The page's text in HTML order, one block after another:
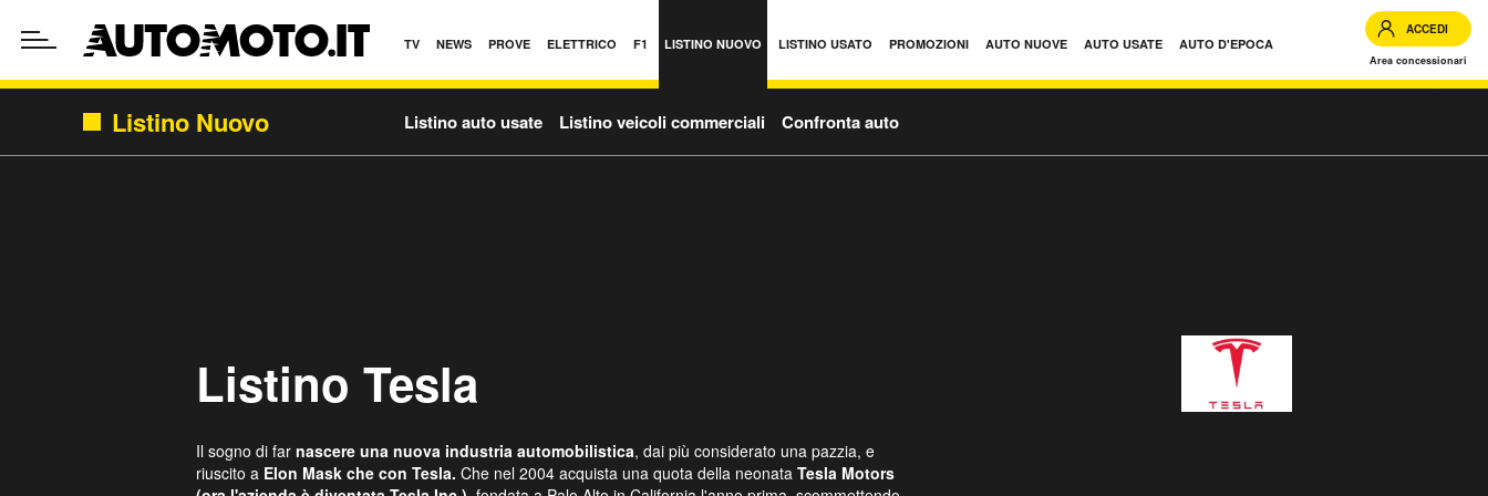
TV NEWS PROVE ELETTRICO F1 LISTINO NUOVO LISTINO USATO PROMOZIONI AUTO NUOVE AUTO USATE AUTO D'EPOCA
ACCEDI
Area concessionari
Listino Nuovo Listino auto usate Listino veicoli commerciali Confronta auto
Listino Tesla
Il sogno di far nascere una nuova industria automobilistica, dai più considerato una pazzia, e
riuscito a Elon Mask che con Tesla. Che nel 2004 acquista una quota della neonata Tesla Motors